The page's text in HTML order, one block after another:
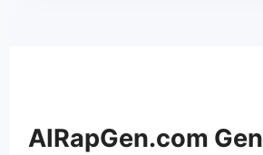
AIRapGen.com